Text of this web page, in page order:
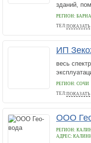
зданий,
РЕГИОН:
ТЕЛ:ПОКАЗАТЬ
89520006514
ИП
весь
РЕГИОН: СОЧИ
ТЕЛ:ПОКАЗАТЬ
89002867089
ООО
РЕГИОН:
АДРЕС: